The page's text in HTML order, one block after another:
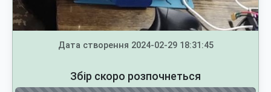
Дата створення 2024-02-29 18:31:45
Збір скоро розпочнеться